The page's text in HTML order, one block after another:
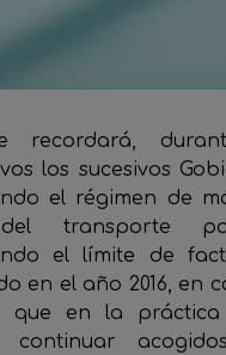
recordará,
los sucesivos
el régimen de
transporte
el límite de
en el año 2016, en
que en la
continuar